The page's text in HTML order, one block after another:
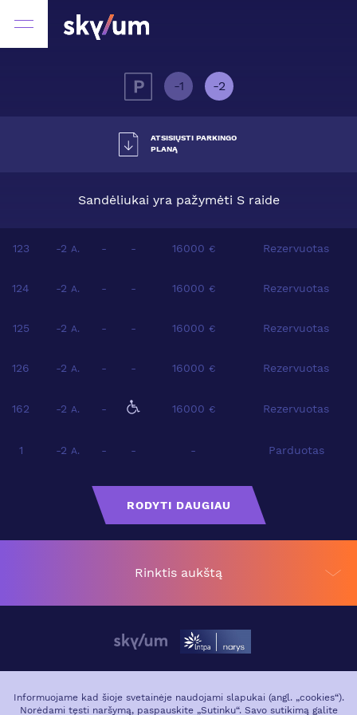
-1 -2
ATSISIŲSTI PARKINGO
PLANĄ
Sandėliukai yra pažymėti S raide
123 -2 A. - - 16000 € Rezervuotas
124 -2 A. - - 16000 € Rezervuotas
125 -2 A. - - 16000 € Rezervuotas
126 -2 A. - - 16000 € Rezervuotas
162 -2 A. - 16000 € Rezervuotas
1 -2 A. - - - Parduotas
RODYTI DAUGIAU
Rinktis aukštą
VIETA MIESTE
GALERIJA
Informuojame kad šioje svetainėje naudojami slapukai (angl. „cookies“).
Norėdami tęsti naršymą, paspauskite „Sutinku“. Savo sutikimą galite